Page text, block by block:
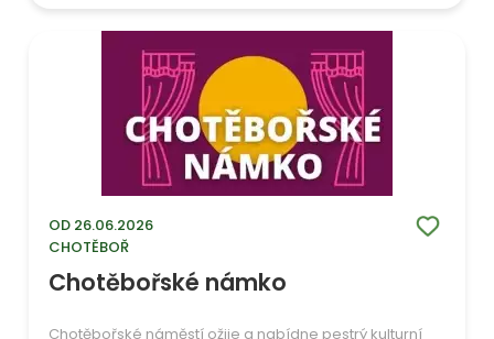
OD 26.06.2026
CHOTĚBOŘ
Chotěbořské námko
Chotěbořské náměstí ožije a nabídne pestrý kulturní